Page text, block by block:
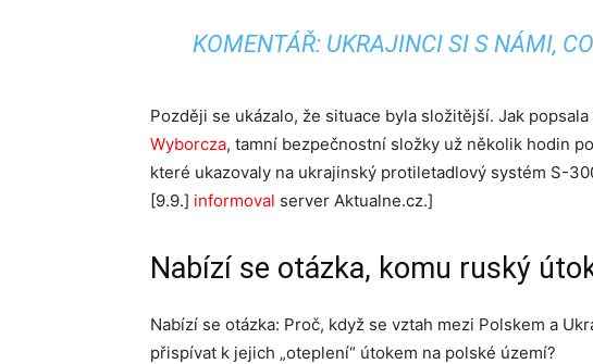
KOMENTÁŘ: UKRAJINCI SI S NÁMI,
Později se ukázalo, že situace byla složitější. Jak
Wyborcza, tamní bezpečnostní složky už několik hodin
které ukazovaly na ukrajinský protiletadlový systém S-
[9.9.] informoval server Aktualne.cz.]
Nabízí se otázka, komu ruský
Nabízí se otázka: Proč, když se vztah mezi Polskem a
přispívat k jejich „oteplení“ útokem na polské území?